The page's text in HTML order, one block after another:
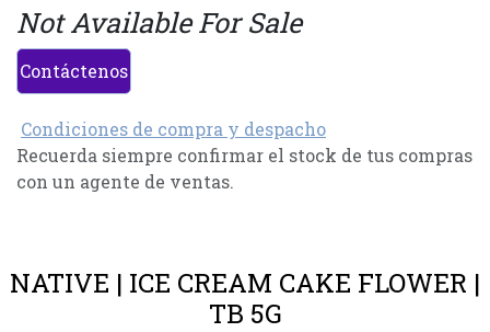
Not Available For Sale
Contáctenos
Condiciones de compra y despacho
Recuerda siempre confirmar el stock de tus compras
con un agente de ventas.
NATIVE | ICE CREAM CAKE FLOWER |
TB 5G